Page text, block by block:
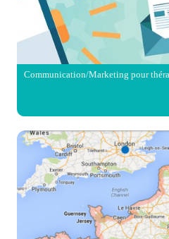
Communication/Marketing pour